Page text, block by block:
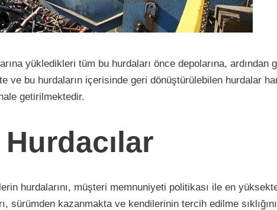
yükledikleri tüm bu hurdaları önce depolarına, ardından
ve bu hurdaların içerisinde geri dönüştürülebilen hurdalar
getirilmektedir.
hurdalarını, müşteri memnuniyeti politikası ile en
sürümden kazanmakta ve kendilerinin tercih edilme